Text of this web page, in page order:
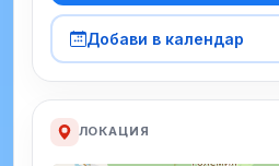
Добави в календар
ЛОКАЦИЯ